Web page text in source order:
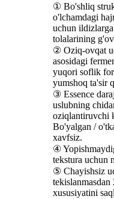
① Bo'shliq
o'lchamdagi
uchun
tolalarining
② Oziq-ovqat
asosidagi
yuqori soflik
yumshoq ta'sir
③ Essence
uslubning
oziqlantiruvchi
Bo'yalgan /
xavfsiz.
④
tekstura uchun
⑤ Chayishsiz
tekislanmasdan
xususiyatini